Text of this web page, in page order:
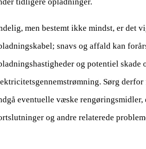
men bestemt ikke mindst, er det
snavs og affald kan
og potentiel skade
Sørg
eventuelle væske
og andre relaterede